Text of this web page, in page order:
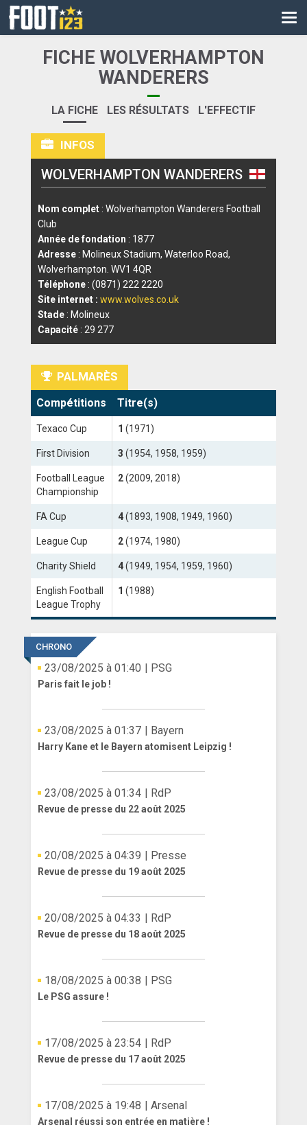
CM
LES DIRECTS
LIGUE 1
LIGUE 2
NATIONAL
COUPE DE FRANCE
COUPE DE LA LIGUE
ANGLETERRE
ITALIE
ALLEMAGNE
FICHE WOLVERHAMPTON
WANDERERS
LA FICHE LES RÉSULTATS L'EFFECTIF
INFOS
WOLVERHAMPTON WANDERERS
Nom complet : Wolverhampton Wanderers Football
Club
Année de fondation : 1877
Adresse : Molineux Stadium, Waterloo Road,
Wolverhampton. WV1 4QR
Téléphone : (0871) 222 2220
Site internet : www.wolves.co.uk
Stade : Molineux
Capacité : 29 277
PALMARÈS
Compétitions Titre(s)
Texaco Cup 1 (1971)
First Division 3 (1954, 1958, 1959)
Football League
Championship
2(2009, 2018)
FA Cup 4(1893, 1908, 1949, 1960)
League Cup 2(1974, 1980)
Charity Shield 4(1949, 1954, 1959, 1960)
English Football
League Trophy
1 (1988)
CHRONO
23/08/2025 à 01:40 | PSG
Paris fait le job !
23/08/2025 à 01:37 | Bayern
Harry Kane et le Bayern atomisent Leipzig !
23/08/2025 à 01:34 | RdP
Revue de presse du 22 août 2025
20/08/2025 à 04:39 | Presse
Revue de presse du 19 août 2025
20/08/2025 à 04:33 | RdP
Revue de presse du 18 août 2025
18/08/2025 à 00:38 | PSG
Le PSG assure !
17/08/2025 à 23:54 | RdP
Revue de presse du 17 août 2025
17/08/2025 à 19:48 | Arsenal
Arsenal réussi son entrée en matière !